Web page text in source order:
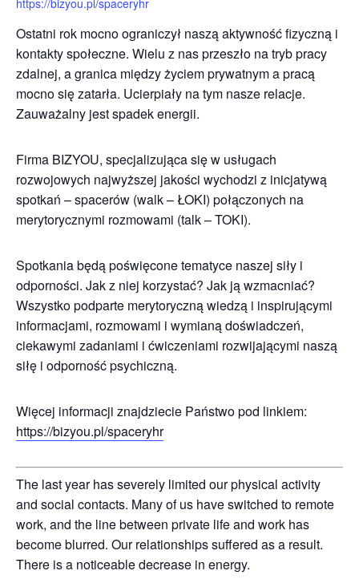
Ostatni rok mocno ograniczył naszą aktywność fizyczną i
kontakty społeczne. Wielu z nas przeszło na tryb pracy
zdalnej, a granica między życiem prywatnym a pracą
mocno się zatarła. Ucierpiały na tym nasze relacje.
Zauważalny jest spadek energii.
Firma BIZYOU, specjalizująca się w usługach
rozwojowych najwyższej jakości wychodzi z inicjatywą
spotkań – spacerów (walk – ŁOKI) połączonych na
merytorycznymi rozmowami (talk – TOKI).
Spotkania będą poświęcone tematyce naszej siły i
odporności. Jak z niej korzystać? Jak ją wzmacniać?
Wszystko podparte merytoryczną wiedzą i inspirującymi
informacjami, rozmowami i wymianą doświadczeń,
ciekawymi zadaniami i ćwiczeniami rozwijającymi naszą
siłę i odporność psychiczną.
Więcej informacji znajdziecie Państwo pod linkiem:
https://bizyou.pl/spaceryhr
The last year has severely limited our physical activity
and social contacts. Many of us have switched to remote
work, and the line between private life and work has
become blurred. Our relationships suffered as a result.
There is a noticeable decrease in energy.